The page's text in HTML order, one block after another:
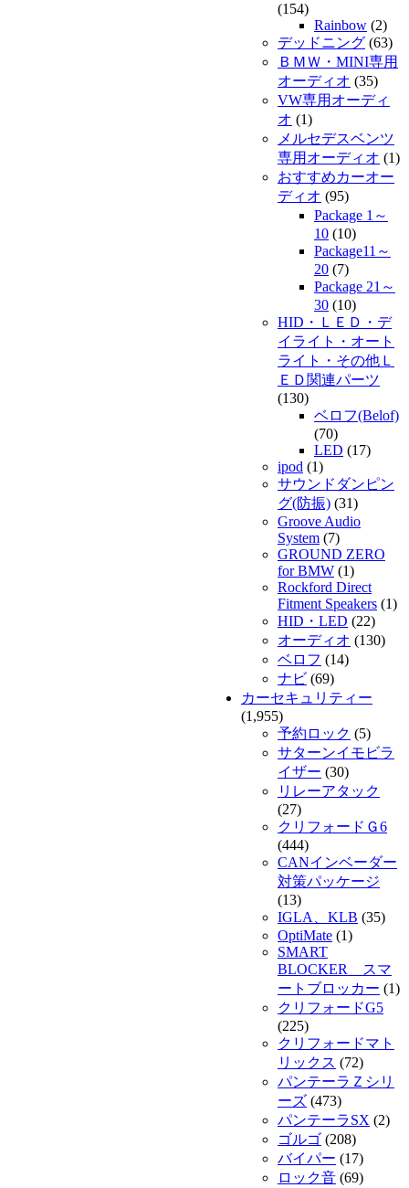
(154)
Rainbow (2)
デッドニング (63)
ＢＭＷ・MINI専用
オーディオ (35)
VW専用オーディ
オ (1)
メルセデスベンツ
専用オーディオ (1)
おすすめカーオー
ディオ (95)
Package 1～
10 (10)
Package11～
20 (7)
Package 21～
30 (10)
HID・ＬＥＤ・デ
イライト・オート
ライト・その他Ｌ
ＥＤ関連パーツ
(130)
ベロフ(Belof)
(70)
LED (17)
ipod (1)
サウンドダンピン
グ(防振) (31)
Groove Audio
System (7)
GROUND ZERO
for BMW (1)
Rockford Direct
Fitment Speakers (1)
HID・LED (22)
オーディオ (130)
ベロフ (14)
ナビ (69)
カーセキュリティー
(1,955)
予約ロック (5)
サターンイモビラ
イザー (30)
リレーアタック
(27)
クリフォードＧ6
(444)
CANインベーダー
対策パッケージ
(13)
IGLA、KLB (35)
OptiMate (1)
SMART
BLOCKER スマ
ートブロッカー (1)
クリフォードG5
(225)
クリフォードマト
リックス (72)
パンテーラＺシリ
ーズ (473)
パンテーラSX (2)
ゴルゴ (208)
バイパー (17)
ロック音 (69)